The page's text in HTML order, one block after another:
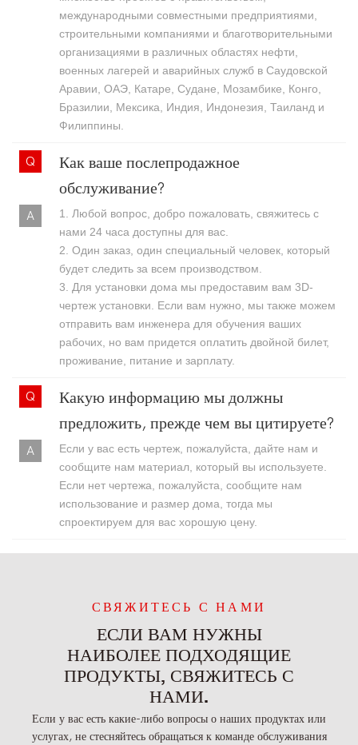
международными совместными предприятиями,
строительными компаниями и благотворительными
организациями в различных областях нефти,
военных лагерей и аварийных служб в Саудовской
Аравии, ОАЭ, Катаре, Судане, Мозамбике, Конго,
Бразилии, Мексика, Индия, Индонезия, Таиланд и
Филиппины.
Как ваше послепродажное
обслуживание?
1. Любой вопрос, добро пожаловать, свяжитесь с
нами 24 часа доступны для вас.
2. Один заказ, один специальный человек, который
будет следить за всем производством.
3. Для установки дома мы предоставим вам 3D-
чертеж установки. Если вам нужно, мы также можем
отправить вам инженера для обучения ваших
рабочих, но вам придется оплатить двойной билет,
проживание, питание и зарплату.
Какую информацию мы должны
предложить, прежде чем вы цитируете?
Если у вас есть чертеж, пожалуйста, дайте нам и
сообщите нам материал, который вы используете.
Если нет чертежа, пожалуйста, сообщите нам
использование и размер дома, тогда мы
спроектируем для вас хорошую цену.
СВЯЖИТЕСЬ С НАМИ
ЕСЛИ ВАМ НУЖНЫ
НАИБОЛЕЕ ПОДХОДЯЩИЕ
ПРОДУКТЫ, СВЯЖИТЕСЬ С
НАМИ.
Если у вас есть какие-либо вопросы о наших продуктах или
услугах, не стесняйтесь обращаться к команде обслуживания